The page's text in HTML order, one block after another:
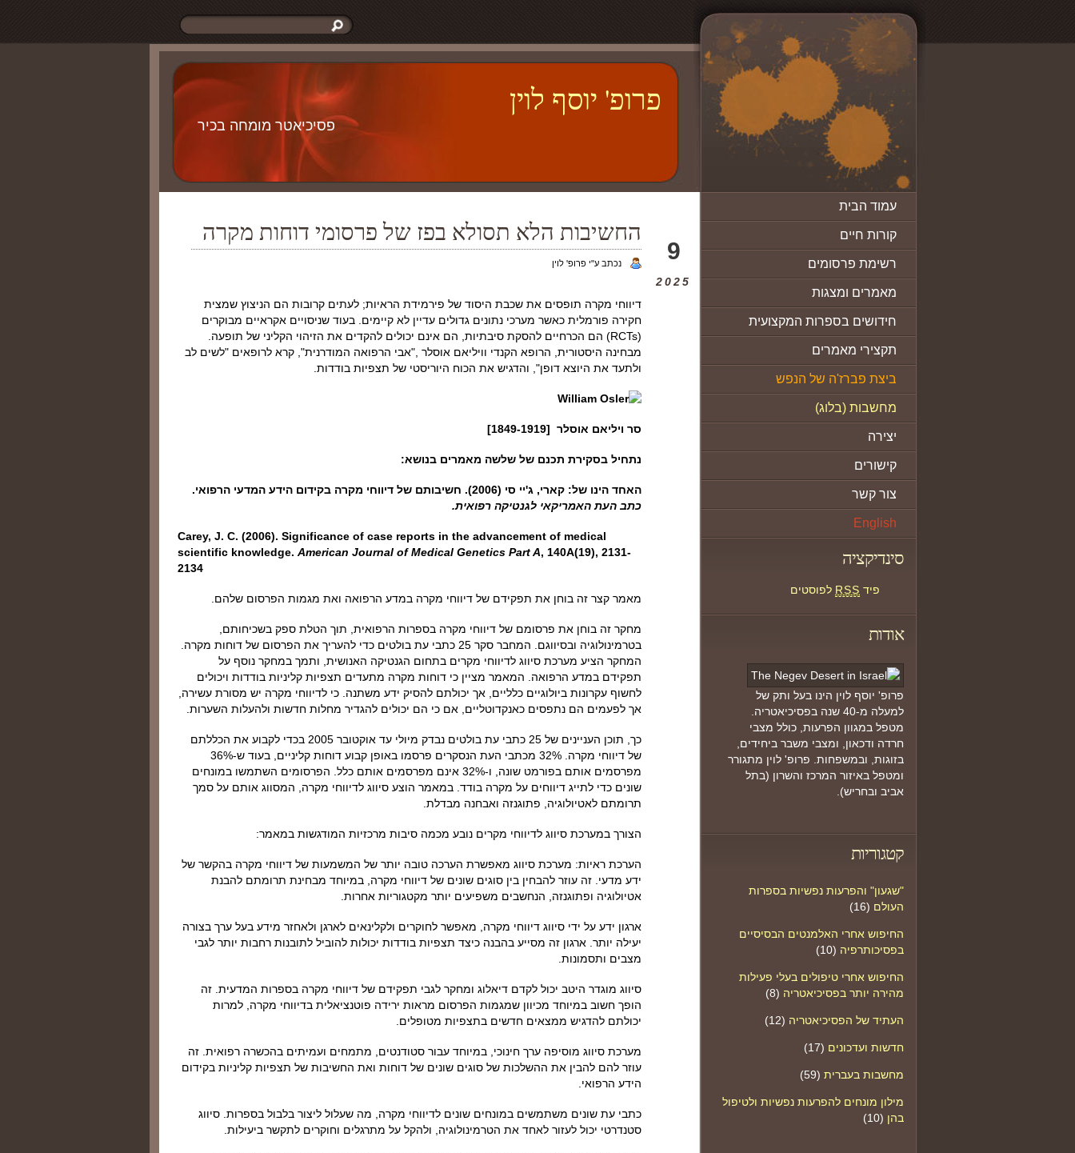
עמוד הבית
קורות חיים
רשימת פרסומים
מאמרים ומצגות
חידושים בספרות המקצועית
תקצירי מאמרים
ביצת פברז'ה של הנפש
מחשבות (בלוג)
יצירה
קישורים
צור קשר
English
סינדיקציה
פיד RSS לפוסטים
אודות
פרופ' יוסף לוין הינו בעל ותק של
למעלה מ-40 שנה בפסיכיאטריה.
מטפל במגוון הפרעות, כולל מצבי
חרדה ודכאון, ומצבי משבר ביחידים,
בזוגות, ובמשפחות. פרופ' לוין מתגורר
ומטפל באיזור המרכז והשרון (בתל
אביב ובחריש).
קטגוריות
"שגעון" והפרעות נפשיות בספרות
העולם (16)
החיפוש אחרי האלמנטים הבסיסיים
בפסיכותרפיה (10)
החיפוש אחרי טיפולים בעלי פעילות
מהירה יותר בפסיכיאטריה (8)
העתיד של הפסיכיאטריה (12)
חדשות ועדכונים (17)
מחשבות בעברית (59)
מילון מונחים להפרעות נפשיות ולטיפול
בהן (10)
פרופ' יוסף לוין
פסיכיאטר מומחה בכיר
9
2025
החשיבות הלא תסולא בפז של פרסומי דוחות מקרה
נכתב ע"י פרופ' לוין
דיווחי מקרה תופסים את שכבת היסוד של פירמידת הראיות; לעתים קרובות הם הניצוץ שמצית
חקירה פורמלית כאשר מערכי נתונים גדולים עדיין לא קיימים. בעוד שניסויים אקראיים מבוקרים
(RCTs) הם הכרחיים להסקת סיבתיות, הם אינם יכולים להקדים את הזיהוי הקליני של תופעה.
מבחינה היסטורית, הרופא הקנדי וויליאם אוסלר ,"אבי הרפואה המודרנית", קרא לרופאים "לשים לב
ולתעד את היוצא דופן", והדגיש את הכוח היוריסטי של תצפיות בודדות.
סר ויליאם אוסלר [1849-1919]
נתחיל בסקירת תכנם של שלשה מאמרים בנושא:
האחד הינו של: קארי, ג'יי סי (2006). חשיבותם של דיווחי מקרה בקידום הידע המדעי הרפואי.
כתב העת האמריקאי לגנטיקה רפואית.
Carey, J. C. (2006). Significance of case reports in the advancement of medical
scientific knowledge. American Journal of Medical Genetics Part A, 140A(19), 2131-
2134
מאמר קצר זה בוחן את תפקידם של דיווחי מקרה במדע הרפואה ואת מגמות הפרסום שלהם.
מחקר זה בוחן את פרסומם של דיווחי מקרה בספרות הרפואית, תוך הטלת ספק בשכיחותם,
בטרמינולוגיה ובסיווגם. המחבר סקר 25 כתבי עת בולטים כדי להעריך את הפרסום של דוחות מקרה.
המחקר הציע מערכת סיווג לדיווחי מקרים בתחום הגנטיקה האנושית, ותמך במחקר נוסף על
תפקידם במדע הרפואה. המאמר מציין כי דוחות מקרה מתעדים תצפיות קליניות בודדות ויכולים
לחשוף עקרונות ביולוגיים כלליים, אך יכולתם להסיק ידע משתנה. כי לדיווחי מקרה יש מסורת עשירה,
אך לפעמים הם נתפסים כאנקדוטליים, אם כי הם יכולים להגדיר מחלות חדשות ולהעלות השערות.
כך, תוכן העניינים של 25 כתבי עת בולטים נבדק מיולי עד אוקטובר 2005 בכדי לקבוע את הכללתם
של דיווחי מקרה. 32% מכתבי העת הנסקרים פרסמו באופן קבוע דוחות קליניים, בעוד ש-36%
מפרסמים אותם בפורמט שונה, ו-32% אינם מפרסמים אותם כלל. הפרסומים השתמשו במונחים
שונים כדי לתייג דיווחים על מקרה בודד. במאמר הוצע סיווג לדיווחי מקרה, המסווג אותם על סמך
תרומתם לאטיולוגיה, פתוגנזה ואבחנה מבדלת.
הצורך במערכת סיווג לדיווחי מקרים נובע מכמה סיבות מרכזיות המודגשות במאמר:
הערכת ראיות: מערכת סיווג מאפשרת הערכה טובה יותר של המשמעות של דיווחי מקרה בהקשר של
ידע מדעי. זה עוזר להבחין בין סוגים שונים של דיווחי מקרה, במיוחד מבחינת תרומתם להבנת
אטיולוגיה ופתוגנזה, הנחשבים משפיעים יותר מקטגוריות אחרות.
ארגון ידע על ידי סיווג דיווחי מקרה, מאפשר לחוקרים ולקלינאים לארגן ולאחזר מידע בעל ערך בצורה
יעילה יותר. ארגון זה מסייע בהבנה כיצד תצפיות בודדות יכולות להוביל לתובנות רחבות יותר לגבי
מצבים ותסמונות.
סיווג מוגדר היטב יכול לקדם דיאלוג ומחקר לגבי תפקידם של דיווחי מקרה בספרות המדעית. זה
הופך חשוב במיוחד מכיוון שמגמות הפרסום מראות ירידה פוטנציאלית בדיווחי מקרה, למרות
יכולתם להדגיש ממצאים חדשים בתצפיות מטופלים.
מערכת סיווג מוסיפה ערך חינוכי, במיוחד עבור סטודנטים, מתמחים ועמיתים בהכשרה רפואית. זה
עוזר להם להבין את ההשלכות של סוגים שונים של דוחות ואת החשיבות של תצפיות קליניות בקידום
הידע הרפואי.
כתבי עת שונים משתמשים במונחים שונים לדיווחי מקרה, מה שעלול ליצור בלבול בספרות. סיווג
סטנדרטי יכול לעזור לאחד את הטרמינולוגיה, ולהקל על מתרגלים וחוקרים לתקשר ביעילות.